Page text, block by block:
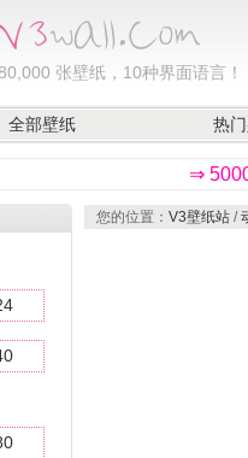
张壁纸，10种界面语言！
全部壁纸 热
⇒
您的位置： V3壁纸站 /